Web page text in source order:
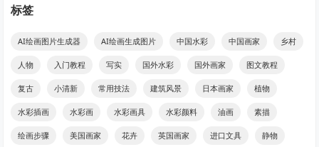
标签
AI绘画图片生成器 AI绘画生成图片 中国水彩 中国画家 乡村
人物 入门教程 写实 国外水彩 国外画家 图文教程
复古 小清新 常用技法 建筑风景 日本画家 植物
水彩插画 水彩画 水彩画具 水彩颜料 油画 素描
绘画步骤 美国画家 花卉 英国画家 进口文具 静物